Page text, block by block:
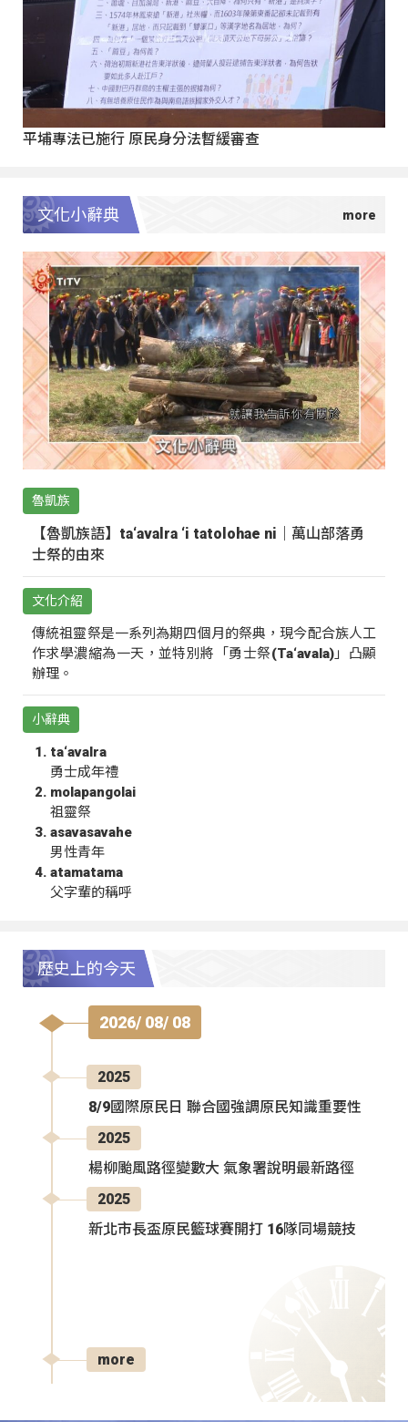
平埔專法已施行 原民身分法暫緩審查
文化小辭典
魯凱族
【魯凱族語】ta‘avalra ‘i tatolohae ni｜萬山部落勇
士祭的由來
文化介紹
傳統祖靈祭是一系列為期四個月的祭典，現今配合族人工
作求學濃縮為一天，並特別將「勇士祭(Ta‘avala)」凸顯
辦理。
小辭典
ta‘avalra
勇士成年禮
molapangolai
祖靈祭
asavasavahe
男性青年
atamatama
父字輩的稱呼
歷史上的今天
2026/ 08/ 08
2025
8/9國際原民日 聯合國強調原民知識重要性
2025
楊柳颱風路徑變數大 氣象署說明最新路徑
2025
新北市長盃原民籃球賽開打 16隊同場競技
more